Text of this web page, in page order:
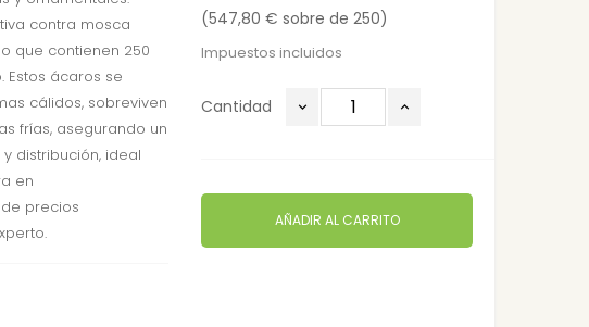
(547,80 € sobre de 250)
Impuestos incluidos
Cantidad
AÑADIR AL CARRITO
contra mosca
que contienen 250
ácaros se
cálidos, sobreviven
frías, asegurando un
distribución, ideal
en
precios